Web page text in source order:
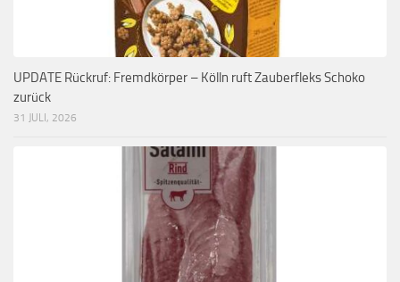
UPDATE Rückruf: Fremdkörper – Kölln ruft Zauberfleks Schoko
zurück
31 JULI, 2026